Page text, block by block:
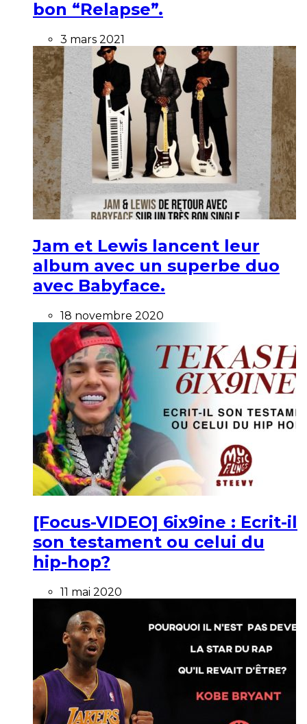
bon “Relapse”.
3 mars 2021
Jam et Lewis lancent leur
album avec un superbe duo
avec Babyface.
18 novembre 2020
[Focus-VIDEO] 6ix9ine : Ecrit-il
son testament ou celui du
hip-hop?
11 mai 2020